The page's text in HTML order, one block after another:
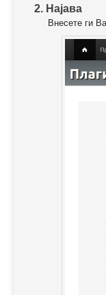
2. Најава
Внесете ги